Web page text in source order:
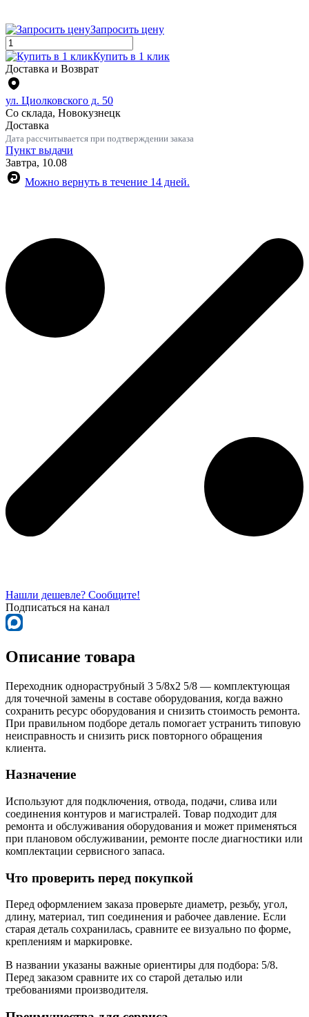
Запросить цену
Купить в 1 клик
Доставка и Возврат
ул. Циолковского д. 50
Со склада, Новокузнецк
Доставка
Дата рассчитывается при подтверждении заказа
Пункт выдачи
Завтра, 10.08
Можно вернуть в течение 14 дней.
Нашли дешевле? Сообщите!
Подписаться на канал
Описание товара
Переходник однораструбный 3 5/8х2 5/8 — комплектующая
для точечной замены в составе оборудования, когда важно
сохранить ресурс оборудования и снизить стоимость ремонта.
При правильном подборе деталь помогает устранить типовую
неисправность и снизить риск повторного обращения
клиента.
Назначение
Используют для подключения, отвода, подачи, слива или
соединения контуров и магистралей. Товар подходит для
ремонта и обслуживания оборудования и может применяться
при плановом обслуживании, ремонте после диагностики или
комплектации сервисного запаса.
Что проверить перед покупкой
Перед оформлением заказа проверьте диаметр, резьбу, угол,
длину, материал, тип соединения и рабочее давление. Если
старая деталь сохранилась, сравните ее визуально по форме,
креплениям и маркировке.
В названии указаны важные ориентиры для подбора: 5/8.
Перед заказом сравните их со старой деталью или
требованиями производителя.